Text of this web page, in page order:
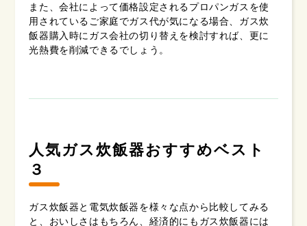
また、会社によって価格設定されるプロパンガスを使
用されているご家庭でガス代が気になる場合、ガス炊
飯器購入時にガス会社の切り替えを検討すれば、更に
光熱費を削減できるでしょう。
人気ガス炊飯器おすすめベスト
３
ガス炊飯器と電気炊飯器を様々な点から比較してみる
と、おいしさはもちろん、経済的にもガス炊飯器には